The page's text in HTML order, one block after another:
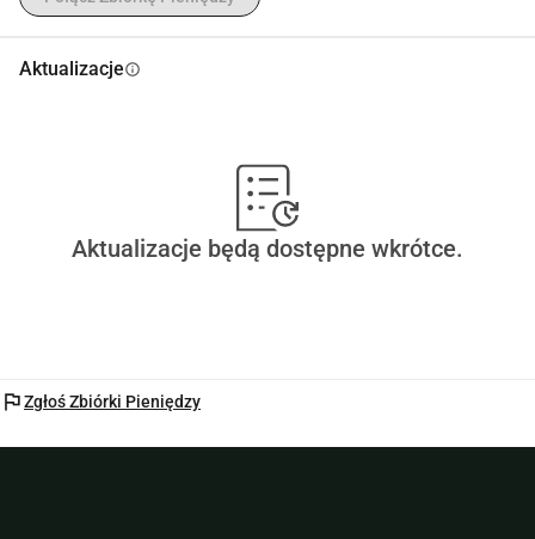
Aktualizacjeinfo
Aktualizacje będą dostępne wkrótce.
flagZgłoś Zbiórki Pieniędzy